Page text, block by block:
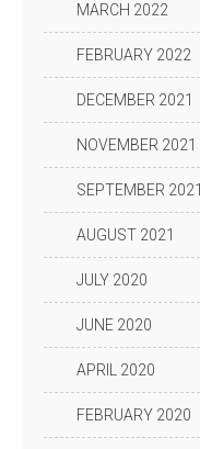
MARCH 2022
FEBRUARY 2022
DECEMBER 2021
NOVEMBER 2021
SEPTEMBER 2021
AUGUST 2021
JULY 2020
JUNE 2020
APRIL 2020
FEBRUARY 2020